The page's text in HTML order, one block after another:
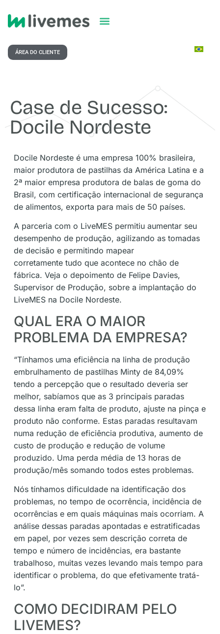
ÁREA DO CLIENTE
Case de Sucesso:
Docile Nordeste
Docile Nordeste é uma empresa 100% brasileira,
maior produtora de pastilhas da América Latina e a
2ª maior empresa produtora de balas de goma do
Brasil, com certificação internacional de segurança
de alimentos, exporta para mais de 50 países.
A parceria com o LiveMES permitiu aumentar seu
desempenho de produção, agilizando as tomadas
de decisão e permitindo mapear
corretamente tudo que acontece no chão de
fábrica. Veja o depoimento de Felipe Davies,
Supervisor de Produção, sobre a implantação do
LiveMES na Docile Nordeste.
QUAL ERA O MAIOR
PROBLEMA DA EMPRESA?
“Tínhamos uma eficiência na linha de produção
embrulhamento de pastilhas Minty de 84,09%
tendo a percepção que o resultado deveria ser
melhor, sabíamos que as 3 principais paradas
dessa linha eram falta de produto, ajuste na pinça e
produto não conforme. Estas paradas resultavam
numa redução de eficiência produtiva, aumento de
custo de produção e redução de volume
produzido. Uma perda média de 13 horas de
produção/mês somando todos estes problemas.
Nós tínhamos dificuldade na identificação dos
problemas, no tempo de ocorrência, incidência de
ocorrências e em quais máquinas mais ocorriam. A
análise dessas paradas apontadas e estratificadas
em papel, por vezes sem descrição correta de
tempo e número de incidências, era bastante
trabalhoso, muitas vezes levando mais tempo para
identificar o problema, do que efetivamente tratá-
lo”.
COMO DECIDIRAM PELO
LIVEMES?